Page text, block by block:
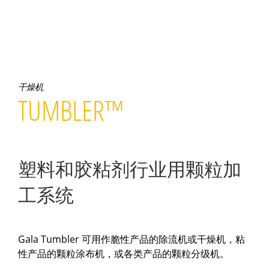
干燥机
TUMBLER™
塑料和胶粘剂行业用颗粒加
工系统
Gala Tumbler 可用作脆性产品的除流机或干燥机，粘
性产品的颗粒涂布机，或各类产品的颗粒分级机。